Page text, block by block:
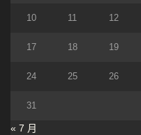
10 11 12
17 18 19
24 25 26
31
« 7 月